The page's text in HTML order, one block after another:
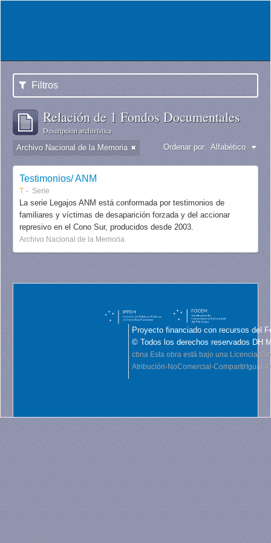
Filtros
Relación de 1 Fondos Documentales
Descripción archivística
Archivo Nacional de la Memoria Ordenar por: Alfabético
Testimonios/ ANM
T Serie
La serie Legajos ANM está conformada por testimonios de
familiares y víctimas de desaparición forzada y del accionar
represivo en el Cono Sur, producidos desde 2003.
Archivo Nacional de la Memoria
Proyecto financiado con recursos del
© Todos los derechos reservados DH
cbna Esta obra está bajo una Licencia
Atribución-NoComercial-CompartirIgual